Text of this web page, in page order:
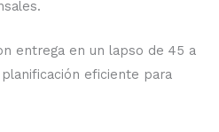
entrega en un lapso de 45 a
eficiente para